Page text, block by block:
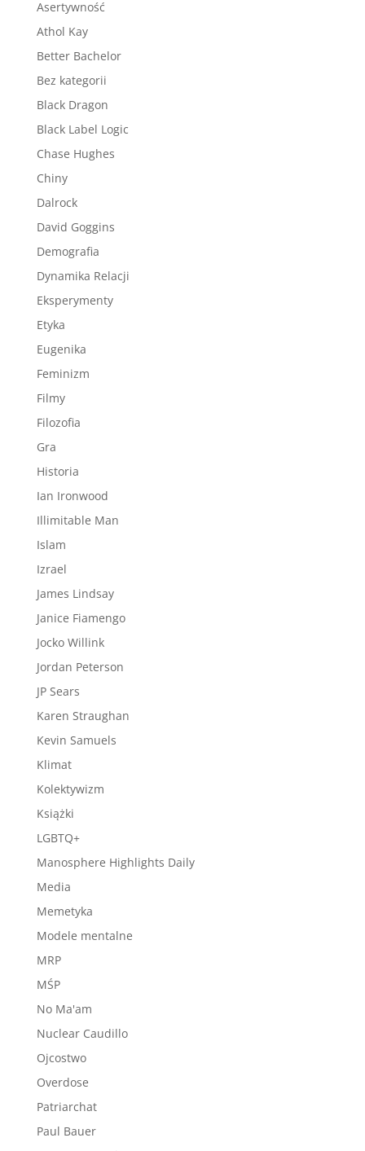
Asertywność
Athol Kay
Better Bachelor
Bez kategorii
Black Dragon
Black Label Logic
Chase Hughes
Chiny
Dalrock
David Goggins
Demografia
Dynamika Relacji
Eksperymenty
Etyka
Eugenika
Feminizm
Filmy
Filozofia
Gra
Historia
Ian Ironwood
Illimitable Man
Islam
Izrael
James Lindsay
Janice Fiamengo
Jocko Willink
Jordan Peterson
JP Sears
Karen Straughan
Kevin Samuels
Klimat
Kolektywizm
Książki
LGBTQ+
Manosphere Highlights Daily
Media
Memetyka
Modele mentalne
MRP
MŚP
No Ma'am
Nuclear Caudillo
Ojcostwo
Overdose
Patriarchat
Paul Bauer